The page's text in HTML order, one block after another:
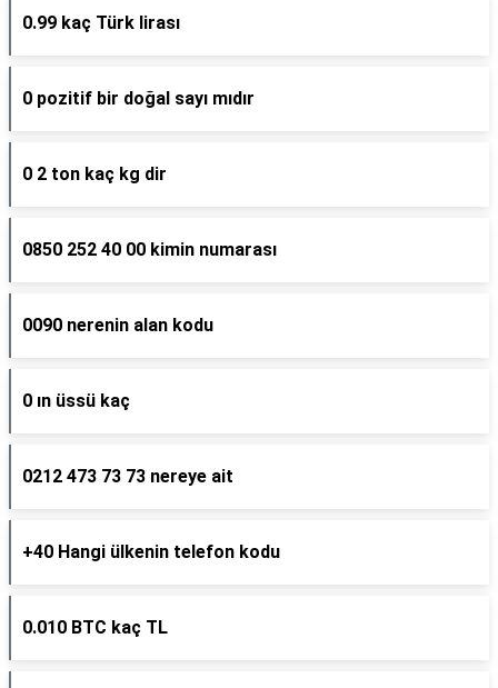
0.99 kaç Türk lirası
0 pozitif bir doğal sayı mıdır
0 2 ton kaç kg dir
0850 252 40 00 kimin numarası
0090 nerenin alan kodu
0 ın üssü kaç
0212 473 73 73 nereye ait
+40 Hangi ülkenin telefon kodu
0.010 BTC kaç TL